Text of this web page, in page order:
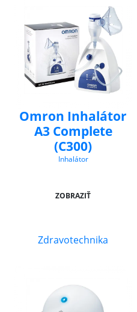
Omron Inhalátor
A3 Complete
(C300)
Inhalátor
ZOBRAZIŤ
Zdravotechnika